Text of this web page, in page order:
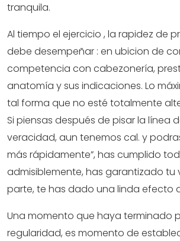
tranquila.
Al tiempo el ejercicio , la rapidez de
debe desempeñar : en ubicion de
competencia con cabezonería,
anatomía y sus indicaciones. Lo
tal forma que no esté totalmente
Si piensas después de pisar la línea
veracidad, aun tenemos cal. y
más rápidamente”, has cumplido
admisiblemente, has garantizado tu
parte, te has dado una linda efecto
Una momento que haya terminado
regularidad, es momento de